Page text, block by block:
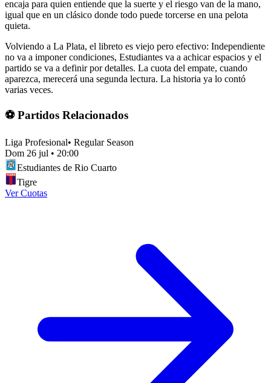
encaja para quien entiende que la suerte y el riesgo van de la mano,
igual que en un clásico donde todo puede torcerse en una pelota
quieta.
Volviendo a La Plata, el libreto es viejo pero efectivo: Independiente
no va a imponer condiciones, Estudiantes va a achicar espacios y el
partido se va a definir por detalles. La cuota del empate, cuando
aparezca, merecerá una segunda lectura. La historia ya lo contó
varias veces.
⚽ Partidos Relacionados
Liga Profesional• Regular Season
Dom 26 jul • 20:00
Estudiantes de Rio Cuarto
Tigre
Ver Cuotas